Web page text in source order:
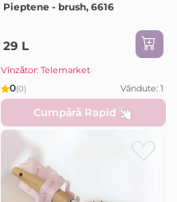
Pieptene - brush, 6616
29 L
Vînzător: Telemarket
0(0) Vândute: 1
Cumpără Rapid